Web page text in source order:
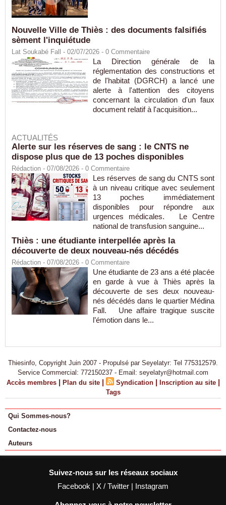
Nouvelle Ville de Thiès : des documents falsifiés
sèment l'inquiétude
Lat Soukabé Fall - 02/07/2026 - 0 Commentaire
La Direction générale de la
réglementation des constructions et
de l'habitat (DGRCH) a lancé une
alerte à l'attention des citoyens
concernant la circulation d'un faux
document relatif à l'acquisition...
ACTUALITÉS
Alerte sur les réserves de sang : le CNTS ne
dispose plus que de 13 poches disponibles
Rédaction - 07/08/2026 - 0 Commentaire
Les réserves de sang du CNTS sont
à un niveau critique avec seulement
13 poches immédiatement
disponibles pour répondre aux
urgences médicales. Le Centre
national de transfusion sanguine...
Thiès : une étudiante interpellée après la
découverte de deux nouveau-nés décédés
Rédaction - 07/08/2026 - 0 Commentaire
Une étudiante de 23 ans a été placée
en garde à vue à Thiès après la
découverte de ses deux nouveau-
nés décédés dans le quartier Médina
Fall. Une affaire tragique suscite
l’émotion dans le...
Thiesinfo, Copyright Juin 2007 - Propulsé par Seyelatyr: Tel 775312579.
Service Commercial: 772150237 - Email: seyelatyr@hotmail.com
Accès membres | Plan du site | Syndication | Inscription au site |
Tags
Qui Sommes-nous?
Contactez-nous
Auteurs
Suivez-nous sur les réseaux sociaux
Facebook | X / Twitter | Instagram